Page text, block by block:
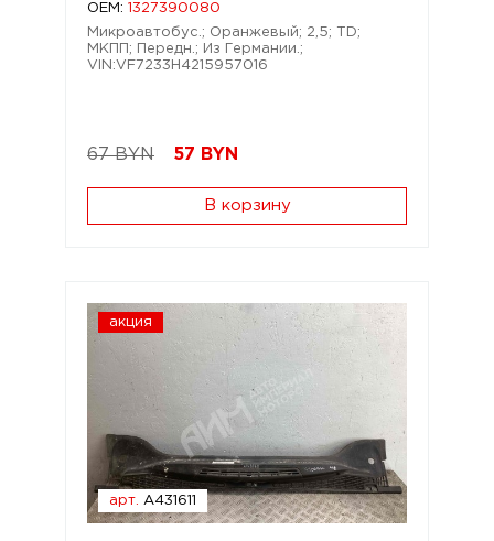
OEM: 1327390080
Микроавтобус.; Оранжевый; 2,5; TD;
МКПП; Передн.; Из Германии.;
VIN:VF7233H4215957016
67 BYN 57 BYN
В корзину
акция
арт. A431611